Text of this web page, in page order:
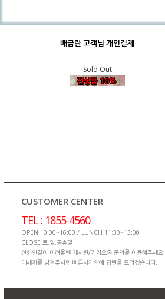
배금란 고객님 개인결제
Sold Out
CUSTOMER CENTER
TEL : 1855-4560
OPEN 10:00~16:00 / LUNCH 11:30~13:00
CLOSE 토,일,공휴일
전화연결이 어려울땐 게시판/카카오톡 문의를 이용해주세요.
메세지를 남겨주시면 빠른시간안에 답변을 드리겠습니다.